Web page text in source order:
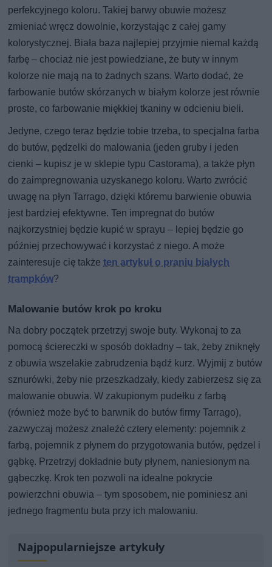
perfekcyjnego koloru. Takiej barwy obuwie możesz
zmieniać wręcz dowolnie, korzystając z całej gamy
kolorystycznej. Biała baza najlepiej przyjmie niemal każdą
farbę – chociaż nie jest powiedziane, że buty w innym
kolorze nie mają na to żadnych szans. Warto dodać, że
farbowanie butów skórzanych w białym kolorze jest równie
proste, co farbowanie miękkiej tkaniny w odcieniu bieli.
Jedyne, czego teraz będzie tobie trzeba, to specjalna farba
do butów, pędzelki do malowania (jeden gruby i jeden
cienki – kupisz je w sklepie typu Castorama), a także płyn
do zaimpregnowania uzyskanego koloru. Warto zwrócić
uwagę na płyn Tarrago, dzięki któremu barwienie obuwia
jest bardziej efektywne. Ten impregnat do butów
najkorzystniej będzie kupić w sprayu – lepiej będzie go
później przechowywać i korzystać z niego. A może
zainteresuje cię takżeten artykuł o praniu białych
trampków?
Malowanie butów krok po kroku
Na dobry początek przetrzyj swoje buty. Wykonaj to za
pomocą ściereczki w sposób dokładny – tak, żeby zniknęły
z obuwia wszelakie zabrudzenia bądź kurz. Wyjmij z butów
sznurówki, żeby nie przeszkadzały, kiedy zabierzesz się za
malowanie obuwia. W zakupionym pudełku z farbą
(również może być to barwnik do butów firmy Tarrago),
zazwyczaj możesz znaleźć cztery elementy: pojemnik z
farbą, pojemnik z płynem do przygotowania butów, pędzel i
gąbkę. Przetrzyj dokładnie buty płynem, naniesionym na
gąbeczkę. Krok ten pozwoli na idealne pokrycie
powierzchni obuwia – tym sposobem, nie pominiesz ani
jednego fragmentu buta przy ich malowaniu.
Najpopularniejsze artykuły